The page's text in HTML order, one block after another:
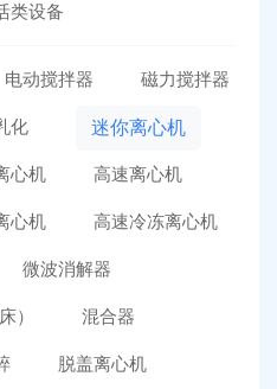
类设备
电动搅拌器 磁力搅拌器
化 迷你离心机
心机 高速离心机
心机 高速冷冻离心机
微波消解器
） 混合器
脱盖离心机